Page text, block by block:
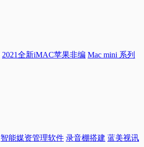
2021全新iMAC苹果非编 Mac mini 系列
智能媒资管理软件 录音棚搭建 蓝美视讯